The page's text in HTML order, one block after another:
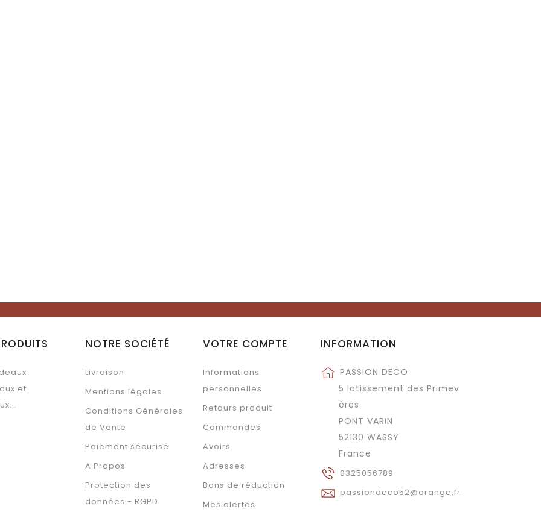
et
NOTRE SOCIÉTÉ
Livraison
Mentions légales
Conditions Générales
de Vente
Paiement sécurisé
A Propos
Protection des
données - RGPD
VOTRE COMPTE
Informations
personnelles
Retours produit
Commandes
Avoirs
Adresses
Bons de réduction
Mes alertes
INFORMATION
PASSION DECO
5 lotissement des Primev
ères
PONT VARIN
52130 WASSY
France
0325056789
passiondeco52@orange.fr